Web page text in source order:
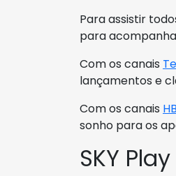
Para assistir
para
Com os canais
lançamentos e
Com os canais
sonho para os
SKY Play